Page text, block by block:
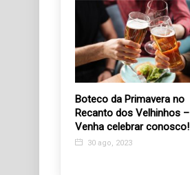
Boteco da Primavera no
Recanto dos Velhinhos –
Venha celebrar conosco!
30 ago, 2023